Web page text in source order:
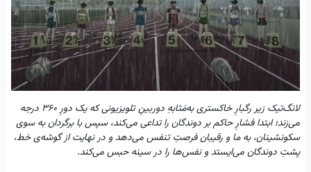
لانگ‌تیک زیر رگبارِ خاکستری به‌مَثابهِ دوربینِ تلویزیونی که یک دورِ ۳۶۰ درجه
می‌زند؛ ابتدا فشارِ حاکم بر دوندگان را تداعی می‌کند، سپس با برگردان به سوی
سکونشینان، به ما و رقیبان فرصتِ تنفس می‌دهد و در نهایت از گوشه‌ی خط،
پشتِ دوندگان می‌ایستد و نفس‌‌ها را در سینه حبس می‌کند.